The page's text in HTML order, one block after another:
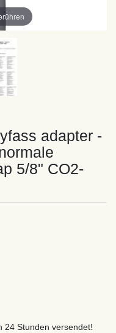
adapter -
5/8" CO2-
24 Stunden versendet!